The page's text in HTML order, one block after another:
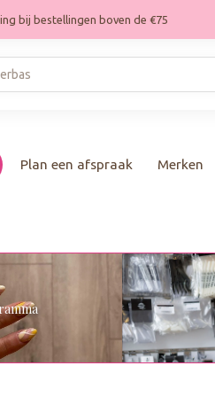
bij bestellingen boven de €75
Plan een afspraak Merken